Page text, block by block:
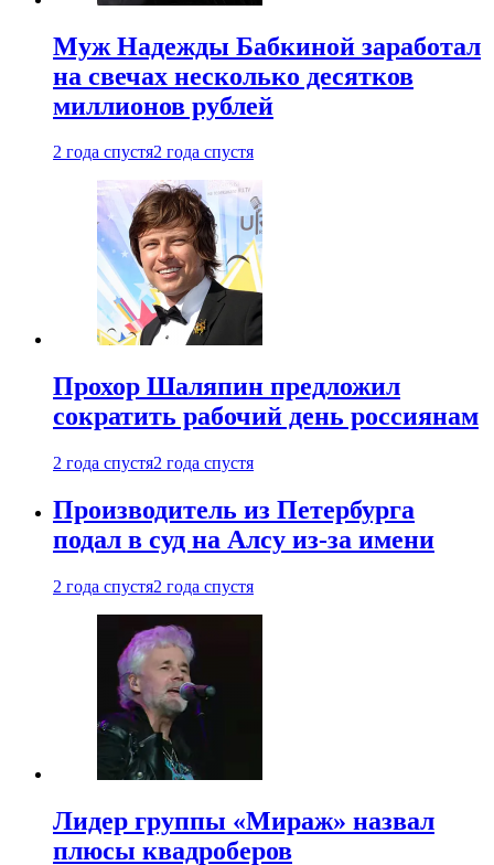
Муж Надежды Бабкиной заработал
на свечах несколько десятков
миллионов рублей
2 года спустя2 года спустя
Прохор Шаляпин предложил
сократить рабочий день россиянам
2 года спустя2 года спустя
Производитель из Петербурга
подал в суд на Алсу из-за имени
2 года спустя2 года спустя
Лидер группы «Мираж» назвал
плюсы квадроберов